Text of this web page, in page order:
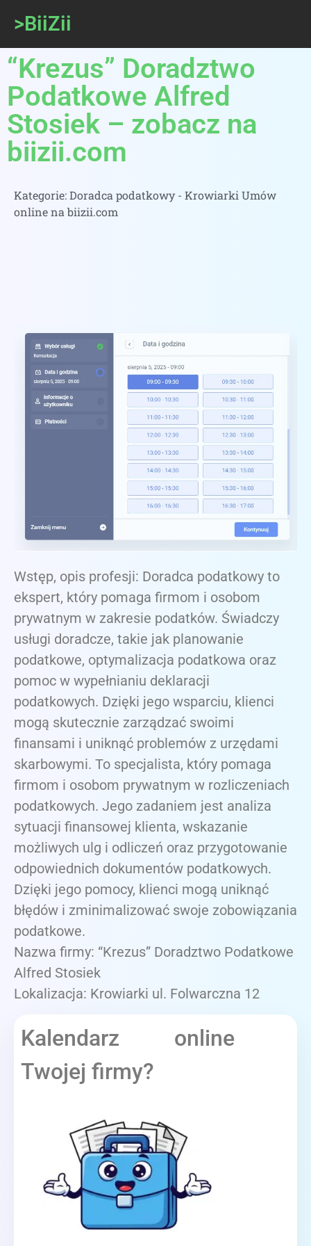
>BiiZii
“Krezus” Doradztwo
Podatkowe Alfred
Stosiek – zobacz na
biizii.com
Kategorie:Doradca podatkowy - Krowiarki Umów
online na biizii.com
Wstęp, opis profesji: Doradca podatkowy to
ekspert, który pomaga firmom i osobom
prywatnym w zakresie podatków. Świadczy
usługi doradcze, takie jak planowanie
podatkowe, optymalizacja podatkowa oraz
pomoc w wypełnianiu deklaracji
podatkowych. Dzięki jego wsparciu, klienci
mogą skutecznie zarządzać swoimi
finansami i uniknąć problemów z urzędami
skarbowymi. To specjalista, który pomaga
firmom i osobom prywatnym w rozliczeniach
podatkowych. Jego zadaniem jest analiza
sytuacji finansowej klienta, wskazanie
możliwych ulg i odliczeń oraz przygotowanie
odpowiednich dokumentów podatkowych.
Dzięki jego pomocy, klienci mogą uniknąć
błędów i zminimalizować swoje zobowiązania
podatkowe.
Nazwa firmy: “Krezus” Doradztwo Podatkowe
Alfred Stosiek
Lokalizacja: Krowiarki ul. Folwarczna 12
Kalendarz online
Twojej firmy?